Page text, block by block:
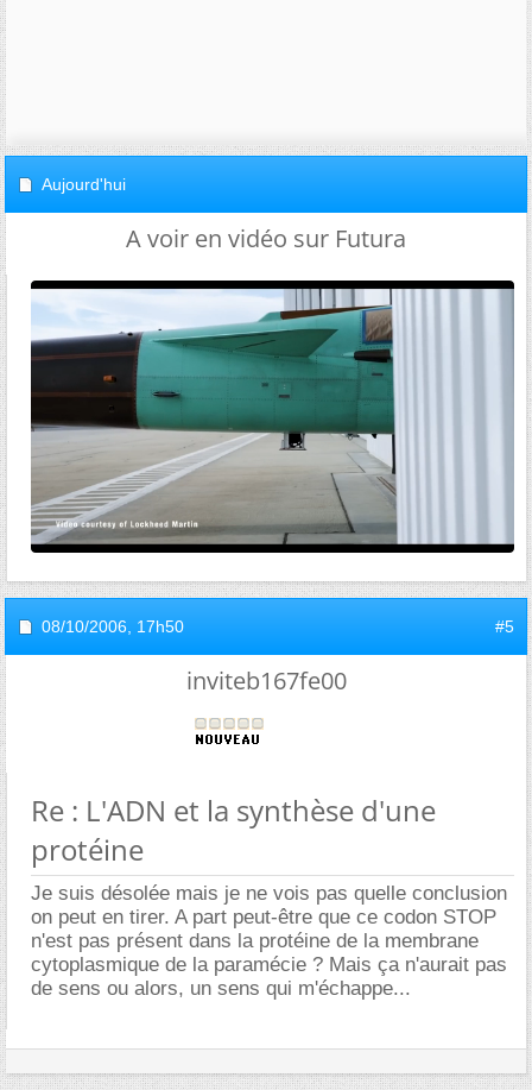
Aujourd'hui
A voir en vidéo sur Futura
08/10/2006, 17h50 #5
inviteb167fe00
Re : L'ADN et la synthèse d'une
protéine
Je suis désolée mais je ne vois pas quelle conclusion
on peut en tirer. A part peut-être que ce codon STOP
n'est pas présent dans la protéine de la membrane
cytoplasmique de la paramécie ? Mais ça n'aurait pas
de sens ou alors, un sens qui m'échappe...